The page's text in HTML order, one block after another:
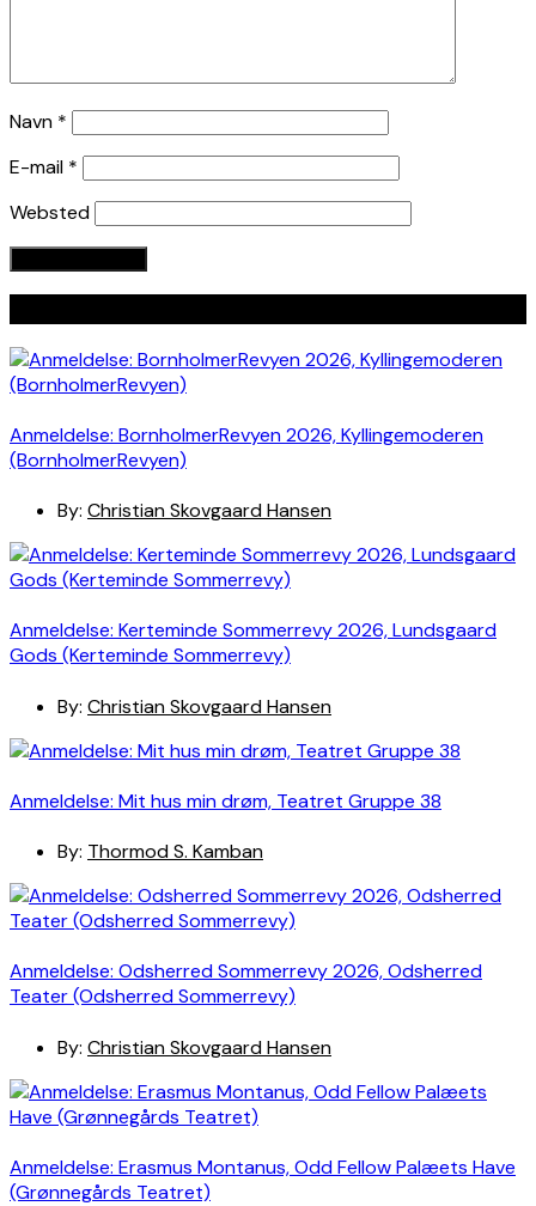
Navn *
E-mail *
Websted
Anmeldelse: BornholmerRevyen 2026, Kyllingemoderen
(BornholmerRevyen)
By: Christian Skovgaard Hansen
Anmeldelse: Kerteminde Sommerrevy 2026, Lundsgaard
Gods (Kerteminde Sommerrevy)
By: Christian Skovgaard Hansen
Anmeldelse: Mit hus min drøm, Teatret Gruppe 38
By: Thormod S. Kamban
Anmeldelse: Odsherred Sommerrevy 2026, Odsherred
Teater (Odsherred Sommerrevy)
By: Christian Skovgaard Hansen
Anmeldelse: Erasmus Montanus, Odd Fellow Palæets Have
(Grønnegårds Teatret)